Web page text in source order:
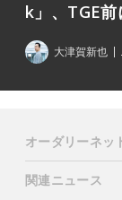
k」、TGE
大津賀新也
オーダリーネッ
関連ニュース